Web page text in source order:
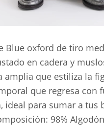
Blue oxford de tiro
en cadera y
amplia que estiliza la
que regresa con
ideal para sumar a tus
98%